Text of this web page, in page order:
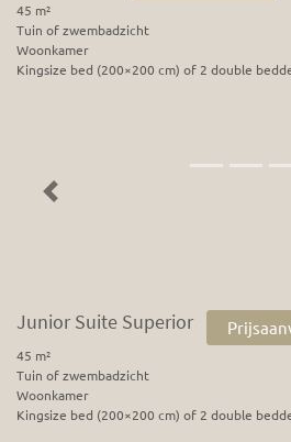
45 m²
Tuin of zwembadzicht
Woonkamer
Kingsize bed (200×200 cm) of 2 double
Previous
Junior Suite Superior
45 m²
Tuin of zwembadzicht
Woonkamer
Kingsize bed (200×200 cm) of 2 double